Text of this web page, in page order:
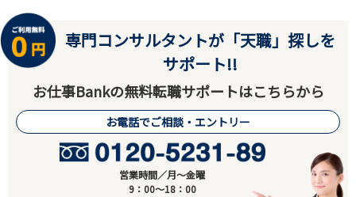
専門コンサルタントが「天職」探しを
サポート!!
お仕事Bankの無料転職サポートはこちらから
お電話でご相談・エントリー
営業時間／月～金曜
9：00～18：00